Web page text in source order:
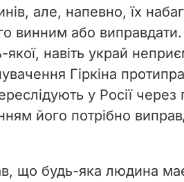
але, напевно, їх
винним або
навіть украй
Гіркіна
у Росії через
його потрібно
що будь-яка людина